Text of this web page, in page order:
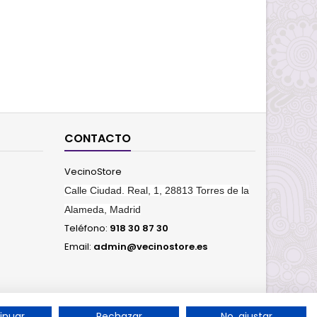
CONTACTO
VecinoStore
Calle Ciudad. Real, 1, 28813 Torres de la
Alameda, Madrid
Teléfono: 918 30 87 30
Email: admin@vecinostore.es